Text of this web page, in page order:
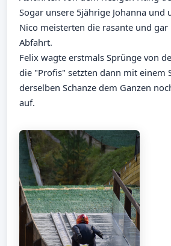
Sogar unsere 5jährige Johanna und
Nico meisterten die rasante und
Abfahrt.
Felix wagte erstmals Sprünge von
die "Profis" setzten dann mit einem
derselben Schanze dem Ganzen
auf.